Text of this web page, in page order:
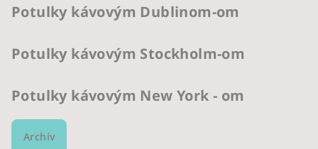
Potulky kávovým Dublinom-om
Potulky kávovým Stockholm-om
Potulky kávovým New York - om
Archív